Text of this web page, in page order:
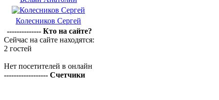
Колесников Сергей
-------------- Кто на сайте?
Сейчас на сайте находятся:
2 гостей
Нет посетителей в онлайн
------------------ Счетчики